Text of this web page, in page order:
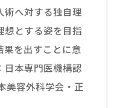
術へ対する独自理
想とする姿を目指
果を出すことに意
日本専門医機構認
美容外科学会・正